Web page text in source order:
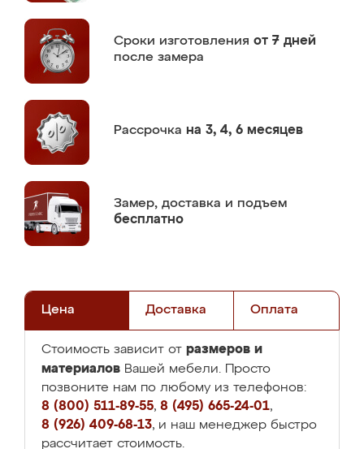
Сроки изготовления от 7 дней
после замера
Рассрочка на 3, 4, 6 месяцев
Замер, доставка и подъем
бесплатно
Цена Доставка Оплата
Стоимость зависит от размеров и
материалов Вашей мебели. Просто
позвоните нам по любому из телефонов:
8 (800) 511-89-55, 8 (495) 665-24-01,
8 (926) 409-68-13, и наш менеджер быстро
рассчитает стоимость.